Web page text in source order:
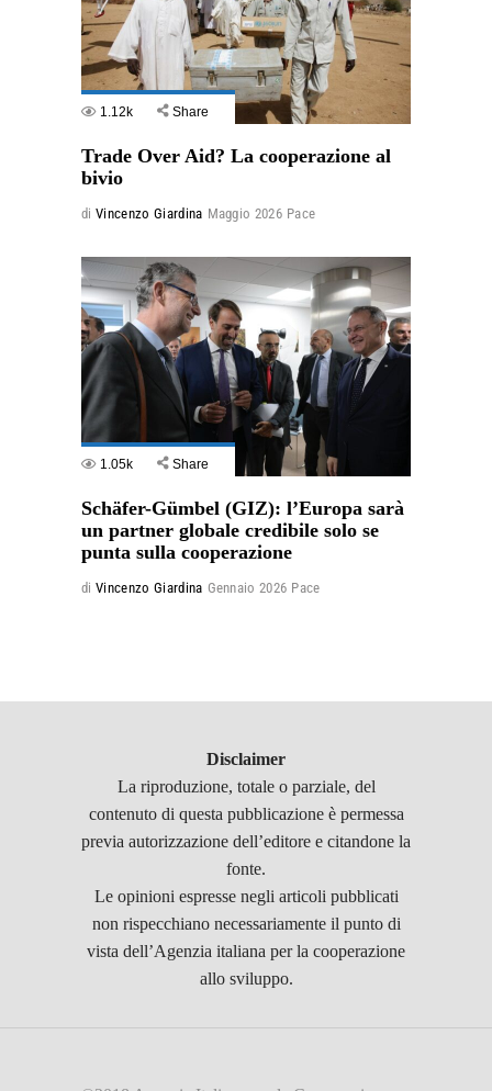
1.12k Share
Trade Over Aid? La cooperazione al
bivio
di Vincenzo Giardina Maggio 2026 Pace
1.05k Share
Schäfer-Gümbel (GIZ): l’Europa sarà
un partner globale credibile solo se
punta sulla cooperazione
di Vincenzo Giardina Gennaio 2026 Pace
Disclaimer
La riproduzione, totale o parziale, del
contenuto di questa pubblicazione è permessa
previa autorizzazione dell’editore e citandone la
fonte.
Le opinioni espresse negli articoli pubblicati
non rispecchiano necessariamente il punto di
vista dell’Agenzia italiana per la cooperazione
allo sviluppo.